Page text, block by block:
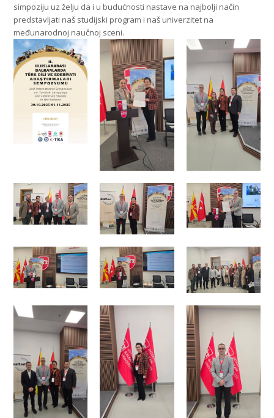
simpoziju uz želju da i u budućnosti nastave na najbolji način
predstavljati naš studijski program i naš univerzitet na
međunarodnoj naučnoj sceni.